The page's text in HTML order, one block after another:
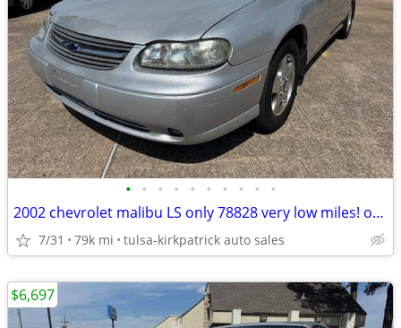
• • • • • • • • • •
2002 chevrolet malibu LS only 78828 very low miles! only $6697 cash
7/31 79k mi tulsa-kirkpatrick auto sales
$6,697